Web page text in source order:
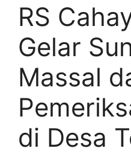
RS
Gelar
Massal
di Desa